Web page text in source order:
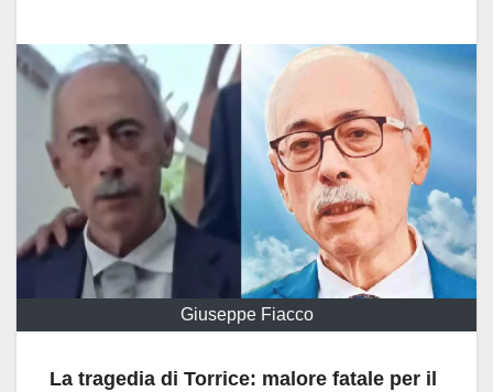
Giuseppe Fiacco
La tragedia di Torrice: malore fatale per il